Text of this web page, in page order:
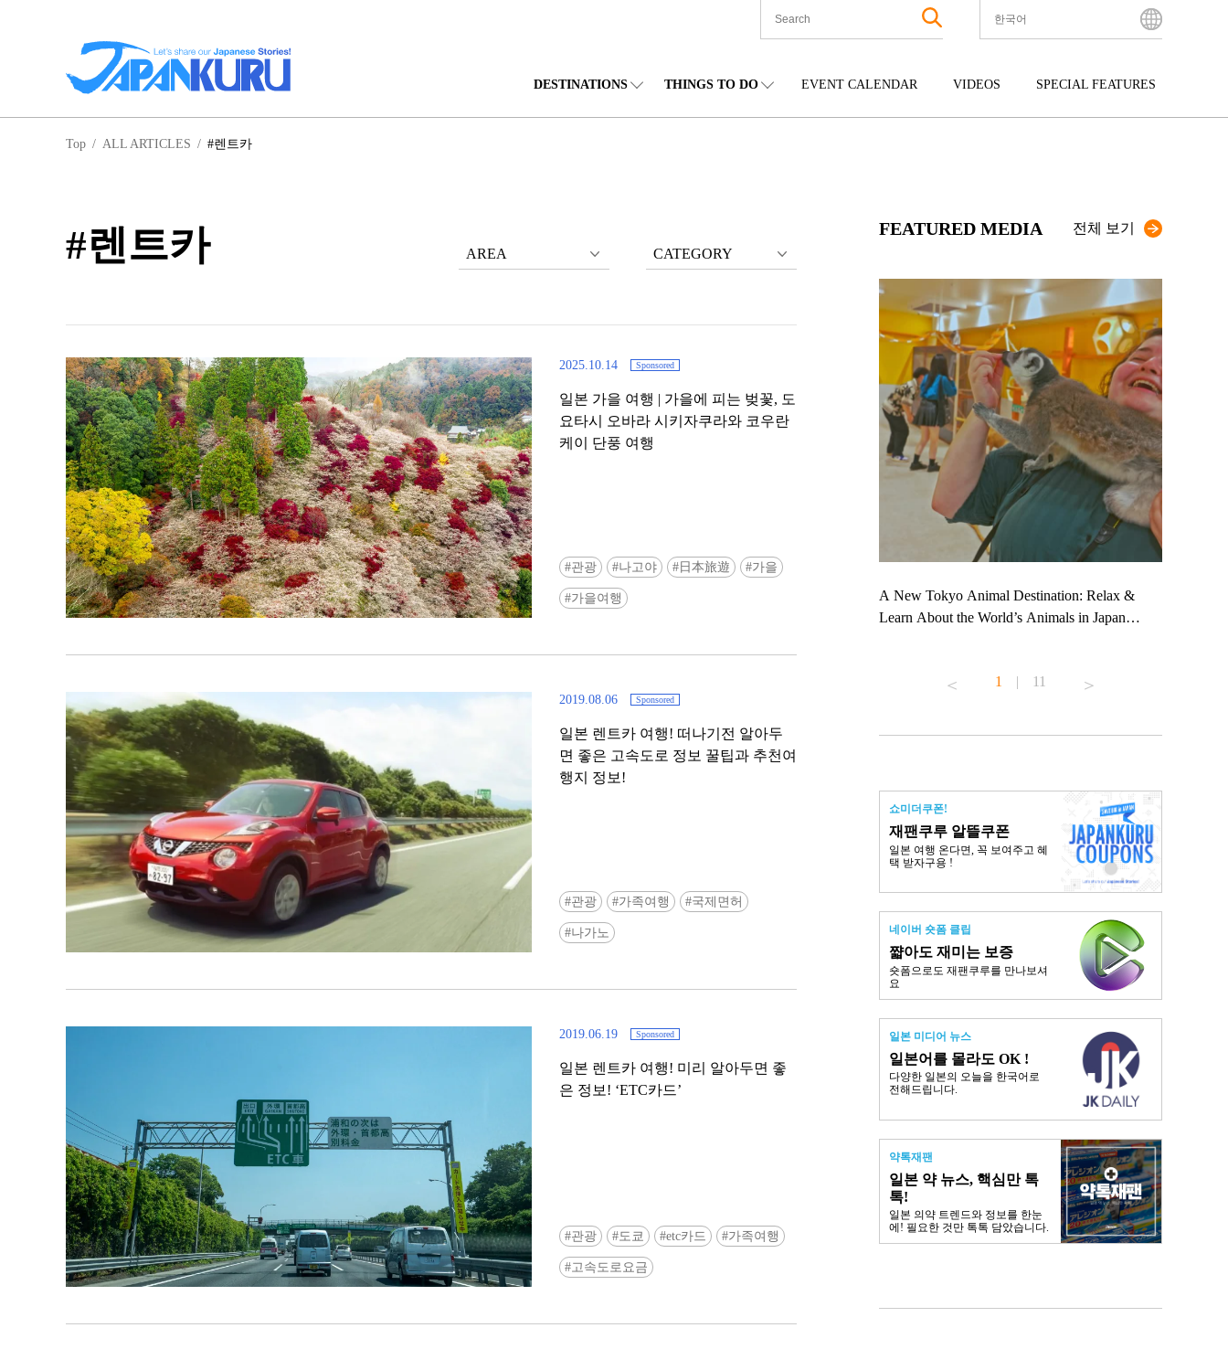
한국어
Tiếng Việt
DESTINATIONS THINGS TO DO EVENT CALENDAR VIDEOS SPECIAL FEATURES
Top / ALL ARTICLES / #렌트카
#렌트카 AREA CATEGORY
2025.10.14 Sponsored
일본 가을 여행 | 가을에 피는 벚꽃, 도
요타시 오바라 시키자쿠라와 코우란
케이 단풍 여행
관광 나고야 日本旅遊 가을
가을여행
2019.08.06 Sponsored
일본 렌트카 여행! 떠나기전 알아두
면 좋은 고속도로 정보 꿀팁과 추천여
행지 정보!
관광 가족여행 국제면허
나가노
2019.06.19 Sponsored
일본 렌트카 여행! 미리 알아두면 좋
은 정보! ‘ETC카드’
관광 도쿄 etc카드 가족여행
고속도로요금
FEATURED MEDIA 전체 보기
Ready to see TeamLab in Kyoto!? At TeamLab
>> Find out more at Japankuru.com! (link in bio)
#japankuru #teamlab #teamlabbiovortex #kyoto
#kyototrip #japantravel #artnews
Photos courtesy of teamLab, Exhibition view of
A New Tokyo Animal Destination: Relax &
Learn About the World’s Animals in Japan
#japantrip #카피바라 #애니터치 #아이와가볼
#anitouchtokyodome
1 | 11
쇼미더쿠폰!
재팬쿠루 알뜰쿠폰
일본 여행 온다면, 꼭 보여주고 혜
택 받자구용 !
네이버 숏폼 클립
쨟아도 재미는 보증
숏폼으로도 재팬쿠루를 만나보셔
요
일본 미디어 뉴스
일본어를 몰라도 OK !
다양한 일본의 오늘을 한국어로
전해드립니다.
약톡재팬
일본 약 뉴스, 핵심만 톡
톡!
일본 의약 트렌드와 정보를 한눈
에! 필요한 것만 톡톡 담았습니다.